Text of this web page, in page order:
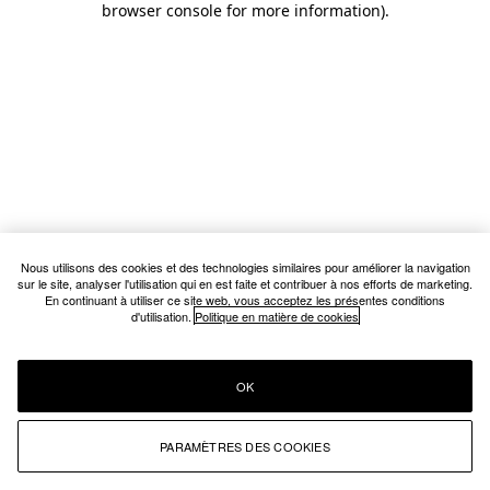
browser console for more information).
Nous utilisons des cookies et des technologies similaires pour améliorer la navigation
sur le site, analyser l'utilisation qui en est faite et contribuer à nos efforts de marketing.
En continuant à utiliser ce site web, vous acceptez les présentes conditions
d'utilisation. Politique en matière de cookies
PARAMÈTRES DES COOKIES
OK